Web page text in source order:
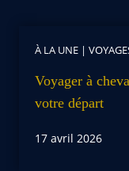
À LA UNE |
Voyager à
votre départ
17 avril 2026